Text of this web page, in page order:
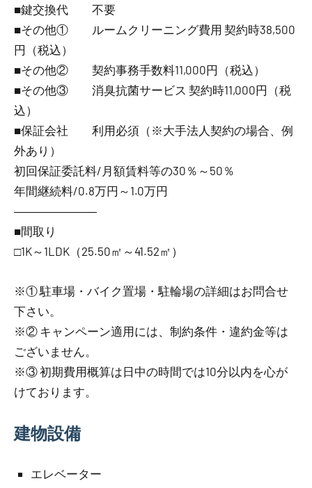
■鍵交換代 不要
■その他① ルームクリーニング費用 契約時38,500
円（税込）
■その他② 契約事務手数料11,000円（税込）
■その他③ 消臭抗菌サービス 契約時11,000円（税
込）
■保証会社 利用必須（※大手法人契約の場合、例
外あり）
初回保証委託料/月額賃料等の30％～50％
年間継続料/0.8万円～1.0万円
―――――――
■間取り
□1K～1LDK（25.50㎡～41.52㎡）
※① 駐車場・バイク置場・駐輪場の詳細はお問合せ
下さい。
※② キャンペーン適用には、制約条件・違約金等は
ございません。
※③ 初期費用概算は日中の時間では10分以内を心が
けております。
建物設備
エレベーター